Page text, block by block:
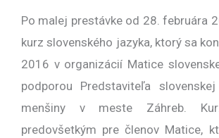
Po malej prestávke od 28. februára
kurz slovenského jazyka, ktorý sa
2016 v organizácií Matice
podporou Predstaviteľa
menšiny v meste Záhreb.
predovšetkým pre členov Matice,